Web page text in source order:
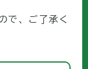
で、ご了承く